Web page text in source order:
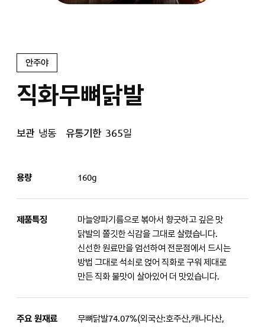
안주야
직화무뼈닭발
보관 냉동 유통기한 365일
용량 160g
제품특징
마늘양파기름으로 볶아서 향긋하고 깊은 맛
닭발의 쫄깃한 식감을 그대로 살렸습니다.
신선한 원료만을 엄선하여 전문점에서 드시는
방법 그대로 석쇠로 얹어 직화로 구워 제대로
만든 직화 불맛이 살아있어 더 맛있습니다.
주요 원재료
무뼈닭발74.07%(외국산:호주산,캐나다산,